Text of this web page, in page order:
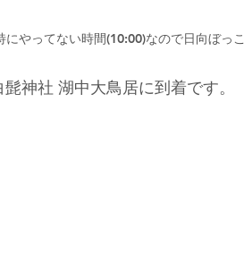
にやってない時間(10:00)なので日向ぼっこ
神社 湖中大鳥居に到着です。